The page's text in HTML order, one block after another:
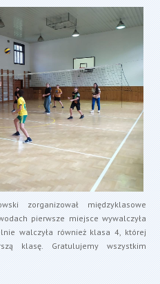
zorganizował międzyklasowe
pierwsze miejsce wywalczyła
walczyła również klasa 4, której
klasę. Gratulujemy wszystkim